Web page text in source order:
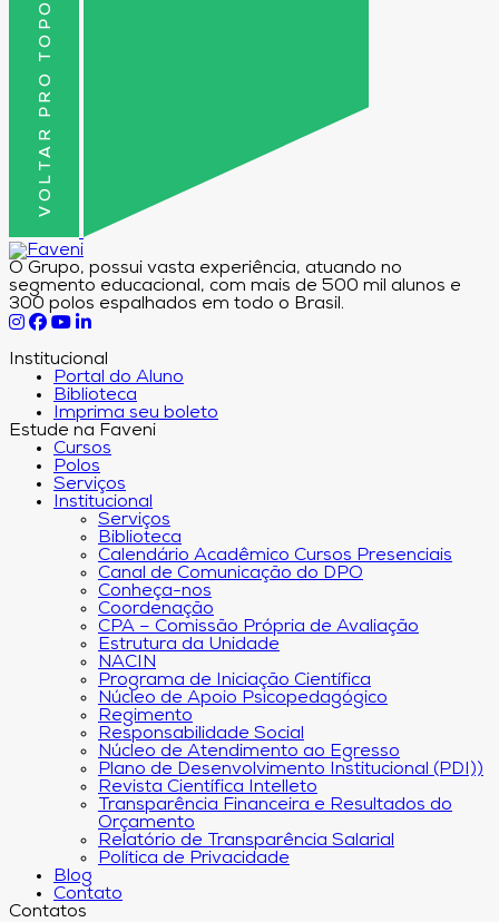
VOLTAR PRO TOPO
O Grupo, possui vasta experiência, atuando no
segmento educacional, com mais de 500 mil alunos e
300 polos espalhados em todo o Brasil.
Institucional
Portal do Aluno
Biblioteca
Imprima seu boleto
Estude na Faveni
Cursos
Polos
Serviços
Institucional
Serviços
Biblioteca
Calendário Acadêmico Cursos Presenciais
Canal de Comunicação do DPO
Conheça-nos
Coordenação
CPA – Comissão Própria de Avaliação
Estrutura da Unidade
NACIN
Programa de Iniciação Científica
Núcleo de Apoio Psicopedagógico
Regimento
Responsabilidade Social
Núcleo de Atendimento ao Egresso
Plano de Desenvolvimento Institucional (PDI))
Revista Científica Intelleto
Transparência Financeira e Resultados do
Orçamento
Relatório de Transparência Salarial
Política de Privacidade
Blog
Contato
Contatos